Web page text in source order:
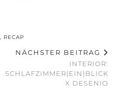
RECAP
NÄCHSTER BEITRAG
INTERIOR:
SCHLAFZIMMER(EIN)BLICK
X DESENIO